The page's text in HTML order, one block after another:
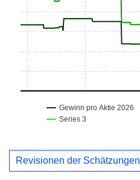
Revisionen der Schätzungen